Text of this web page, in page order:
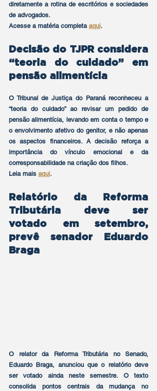
diretamente a rotina de escritórios e sociedades
de advogados.
Acesse a matéria completa aqui.
Decisão do TJPR considera
“teoria do cuidado” em
pensão alimentícia
O Tribunal de Justiça do Paraná reconheceu a
“teoria do cuidado” ao revisar um pedido de
pensão alimentícia, levando em conta o tempo e
o envolvimento afetivo do genitor, e não apenas
os aspectos financeiros. A decisão reforça a
importância do vínculo emocional e da
corresponsabilidade na criação dos filhos.
Leia mais aqui.
Relatório da Reforma
Tributária deve ser
votado em setembro,
prevê senador Eduardo
Braga
O relator da Reforma Tributária no Senado,
Eduardo Braga, anunciou que o relatório deve
ser votado ainda neste semestre. O texto
consolida pontos centrais da mudança no